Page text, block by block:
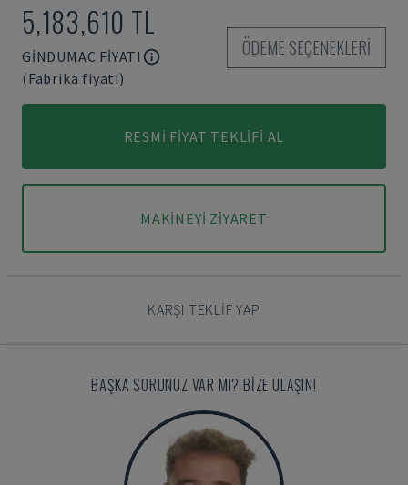
5,183,610 TL
GINDUMAC FIYATI
(Fabrika fiyatı)
ÖDEME SEÇENEKLERI
RESMI FIYAT TEKLIFI AL
MAKINEYI ZIYARET
KARŞI TEKLIF YAP
BAŞKA SORUNUZ VAR MI? BIZE ULAŞIN!